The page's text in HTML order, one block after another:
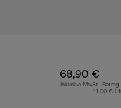
68,90 €
Inklusive MwSt.-Betrag
11,00 € (